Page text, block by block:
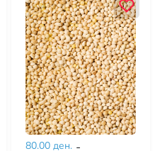
80.00 ден. -